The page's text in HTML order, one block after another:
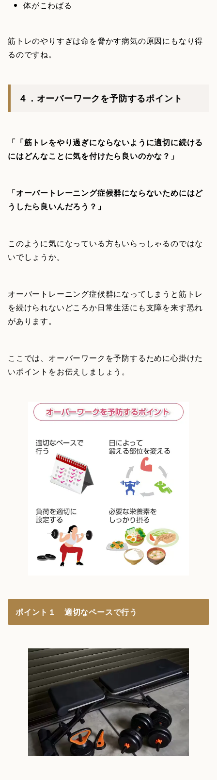
体がこわばる
筋トレのやりすぎは命を脅かす病気の原因にもなり得
るのですね。
４．オーバーワークを予防するポイント
「「筋トレをやり過ぎにならないように適切に続ける
にはどんなことに気を付けたら良いのかな？」
「オーバートレーニング症候群にならないためにはど
うしたら良いんだろう？」
このように気になっている方もいらっしゃるのではな
いでしょうか。
オーバートレーニング症候群になってしまうと筋トレ
を続けられないどころか日常生活にも支障を来す恐れ
があります。
ここでは、オーバーワークを予防するために心掛けた
いポイントをお伝えしましょう。
ポイント１ 適切なペースで行う